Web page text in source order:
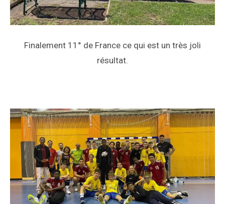
Finalement 11° de France ce qui est un très joli
résultat.